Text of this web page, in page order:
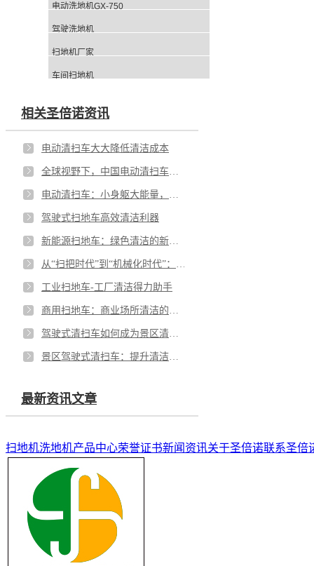
电动洗地机GX-750
驾驶洗地机
扫地机厂家
车间扫地机
相关圣倍诺资讯
电动清扫车大大降低清洁成本
驾驶式扫地车高效清洁利器
工业扫地车-工厂清洁得力助手
最新资讯文章
扫地机洗地机产品中心荣誉证书新闻资讯关于圣倍诺联系圣倍